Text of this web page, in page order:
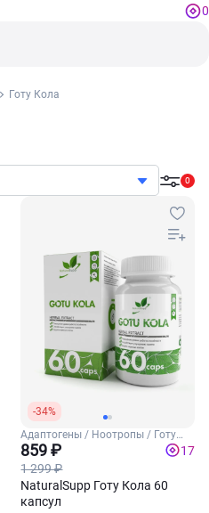
0
Готу Кола
0
-34%
Адаптогены / Ноотропы / Готу
Кола
859 ₽
1 299 ₽
17
NaturalSupp Готу Кола 60
капсул